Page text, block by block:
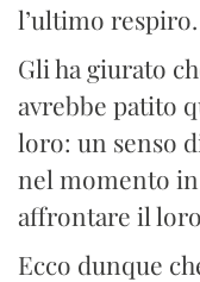
l’ultimo respiro.
Gli ha giurato
avrebbe patito
loro: un senso
nel momento
affrontare il
Ecco dunque